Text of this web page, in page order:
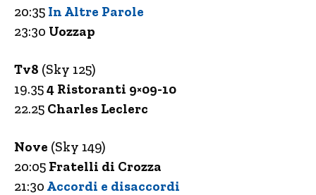
20:35 In Altre Parole
23:30 Uozzap
Tv8 (Sky 125)
19.354 Ristoranti 9×09-10
22.25 Charles Leclerc
Nove (Sky 149)
20:05 Fratelli di Crozza
21:30 Accordi e disaccordi